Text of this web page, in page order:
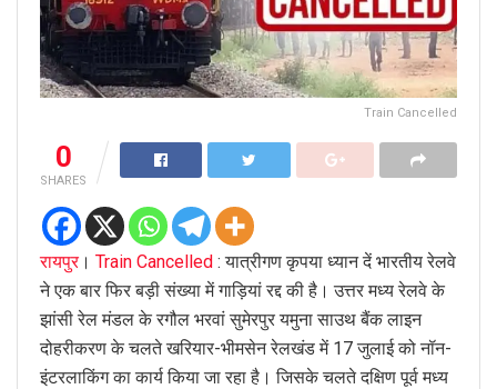
Train Cancelled
0
SHARES
रायपुर। Train Cancelled : यात्रीगण कृपया ध्यान दें भारतीय रेलवे
ने एक बार फिर बड़ी संख्या में गाड़ियां रद्द की है। उत्तर मध्य रेलवे के
झांसी रेल मंडल के रगौल भरवां सुमेरपुर यमुना साउथ बैंक लाइन
दोहरीकरण के चलते खरियार-भीमसेन रेलखंड में 17 जुलाई को नॉन-
इंटरलाकिंग का कार्य किया जा रहा है। जिसके चलते दक्षिण पूर्व मध्य